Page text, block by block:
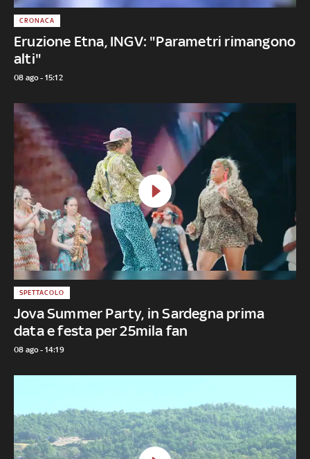
Eruzione Etna, INGV: "Parametri rimangono
alti"
CRONACA
08 ago - 15:12
Jova Summer Party, in Sardegna prima
data e festa per 25mila fan
SPETTACOLO
08 ago - 14:19